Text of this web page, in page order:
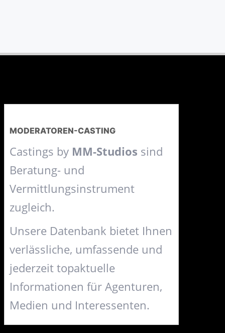
MODERATOREN-CASTING
Castings by MM-Studios sind
Beratung- und
Vermittlungsinstrument
zugleich.
Unsere Datenbank bietet Ihnen
verlässliche, umfassende und
jederzeit topaktuelle
Informationen für Agenturen,
Medien und Interessenten.